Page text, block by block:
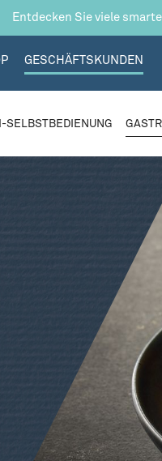
Entdecken Sie viele
GESCHÄFTSKUNDEN
SELBSTBEDIENUNG